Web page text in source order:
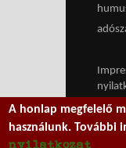
A honlap megfelelő
használunk. További
nyilatkozat